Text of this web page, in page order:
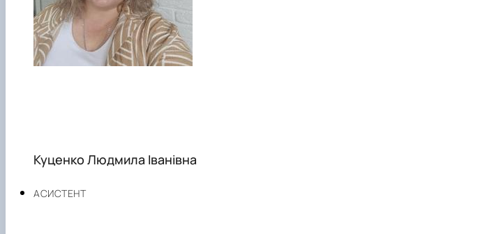
АСИСТЕНТ
Куценко Людмила Іванівна